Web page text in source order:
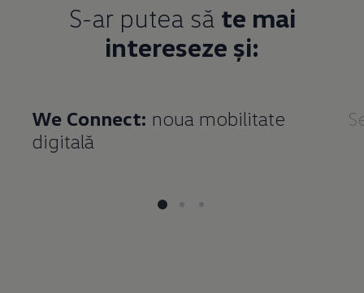
S-ar putea să te mai
intereseze și:
We Connect: noua mobilitate
digitală